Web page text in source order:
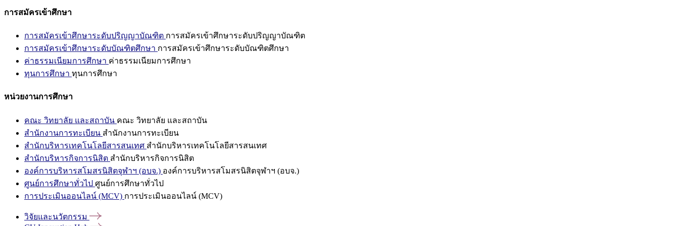
การสมัครเข้าศึกษา
การสมัครเข้าศึกษาระดับปริญญาบัณฑิต การสมัครเข้าศึกษาระดับปริญญาบัณฑิต
การสมัครเข้าศึกษาระดับบัณฑิตศึกษา การสมัครเข้าศึกษาระดับบัณฑิตศึกษา
ค่าธรรมเนียมการศึกษา ค่าธรรมเนียมการศึกษา
ทุนการศึกษา ทุนการศึกษา
หน่วยงานการศึกษา
คณะ วิทยาลัย และสถาบัน คณะ วิทยาลัย และสถาบัน
สำนักงานการทะเบียน สำนักงานการทะเบียน
สำนักบริหารเทคโนโลยีสารสนเทศ สำนักบริหารเทคโนโลยีสารสนเทศ
สำนักบริหารกิจการนิสิต สำนักบริหารกิจการนิสิต
องค์การบริหารสโมสรนิสิตจุฬาฯ (อบจ.) องค์การบริหารสโมสรนิสิตจุฬาฯ (อบจ.)
ศูนย์การศึกษาทั่วไป ศูนย์การศึกษาทั่วไป
การประเมินออนไลน์ (MCV) การประเมินออนไลน์ (MCV)
วิจัยและนวัตกรรม